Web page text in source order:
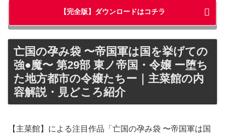
【完全版】ダウンロードはコチラ
亡国の孕み袋 〜帝国軍は国を挙げての
強●魔〜 第29部 東ノ帝国・令嬢 ー堕ち
た地方都市の令嬢たちー｜主菜館の内
容解説・見どころ紹介
【主菜館】による注目作品「亡国の孕み袋 〜帝国軍は国